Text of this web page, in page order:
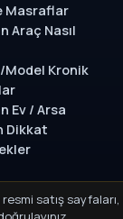
Masraflar
Araç Nasıl
Model Kronik
Ev / Arsa
Dikkat
satış